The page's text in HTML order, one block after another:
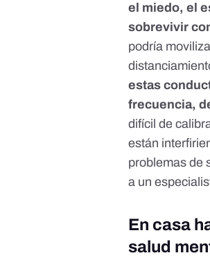
el miedo, el
sobrevivir
podría
estas
frecuencia,
difícil de
están
problemas de
a un
En casa
salud